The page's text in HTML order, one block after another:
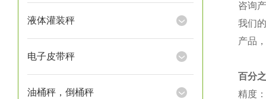
液体灌装秤
电子皮带秤
油桶秤，倒桶秤
咨询
我们
产品
百分
精度